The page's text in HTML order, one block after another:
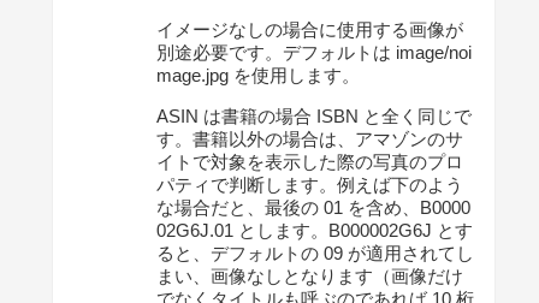
イメージなしの場合に使用する画像が
別途必要です。デフォルトは image/noi
mage.jpg を使用します。
ASIN は書籍の場合 ISBN と全く同じで
す。書籍以外の場合は、アマゾンのサ
イトで対象を表示した際の写真のプロ
パティで判断します。例えば下のよう
な場合だと、最後の 01 を含め、B0000
02G6J.01 とします。B000002G6J とす
ると、デフォルトの 09 が適用されてし
まい、画像なしとなります（画像だけ
でなくタイトルも呼ぶのであれば 10 桁